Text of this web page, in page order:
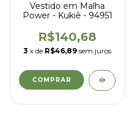
Vestido em Malha
Power - Kukiê - 94951
R$140,68
3 x de R$46,89 sem juros
COMPRAR